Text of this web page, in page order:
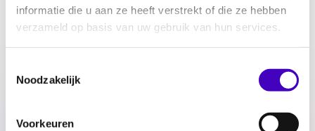
informatie die u aan ze heeft verstrekt of die ze hebben
verzameld op basis van uw gebruik van hun services.
Noodzakelijk
Voorkeuren
Kennisatelier: Maak van de cultuursector een plek
voor iedereen!
23.08.24
genderdiversiteit